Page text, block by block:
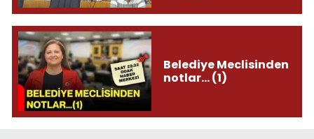
Belediye Meclisinden
notlar... (1)